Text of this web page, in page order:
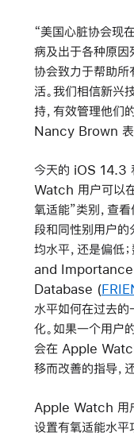
“美国心脏协会现
病及出于各种原因
协会致力于帮助所
活。我们相信新兴
持，有效管理他们
Nancy Brown 表
今天的 iOS 14.3
Watch 用户可以
氧适能”类别，查
段和同性别用户的
均水平，还是偏
and
Database (
水平如何在过去的
化。如果一个用户
会在 Apple
移而改善的指导，
Apple Watch 用
设置有氧适能水平